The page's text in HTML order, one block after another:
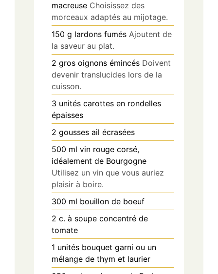
macreuse Choisissez des
morceaux adaptés au mijotage.
150 g lardons fumés Ajoutent de
la saveur au plat.
2 gros oignons émincés Doivent
devenir translucides lors de la
cuisson.
3 unités carottes en rondelles
épaisses
2 gousses ail écrasées
500 ml vin rouge corsé,
idéalement de Bourgogne
Utilisez un vin que vous auriez
plaisir à boire.
300 ml bouillon de boeuf
2 c. à soupe concentré de
tomate
1 unités bouquet garni ou un
mélange de thym et laurier